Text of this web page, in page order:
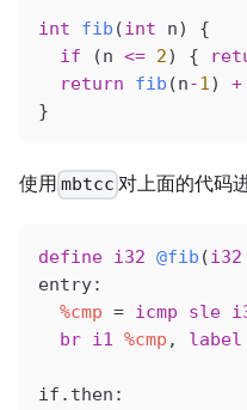
int fib (int n) {
  if
(n <= 2) {
  return
fib (n-1) +
}
使用 mbtcc 对上面的代码
define i32 @fib (i32
entry:
  %cmp
= icmp sle
  br
i1 %cmp , label
if.then: